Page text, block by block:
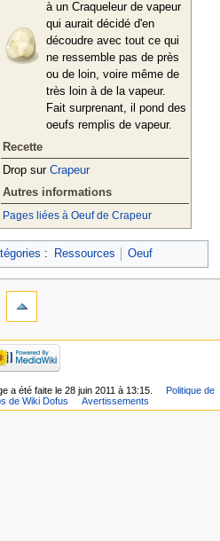
à un Craqueleur de vapeur
qui aurait décidé d'en
découdre avec tout ce qui
ne ressemble pas de près
ou de loin, voire même de
très loin à de la vapeur.
Fait surprenant, il pond des
oeufs remplis de vapeur.
Recette
Drop sur Crapeur
Autres informations
Pages liées à Oeuf de Crapeur
: Ressources Oeuf
a été faite le 28 juin 2011 à 13:15.
Politique de
de Wiki Dofus Avertissements